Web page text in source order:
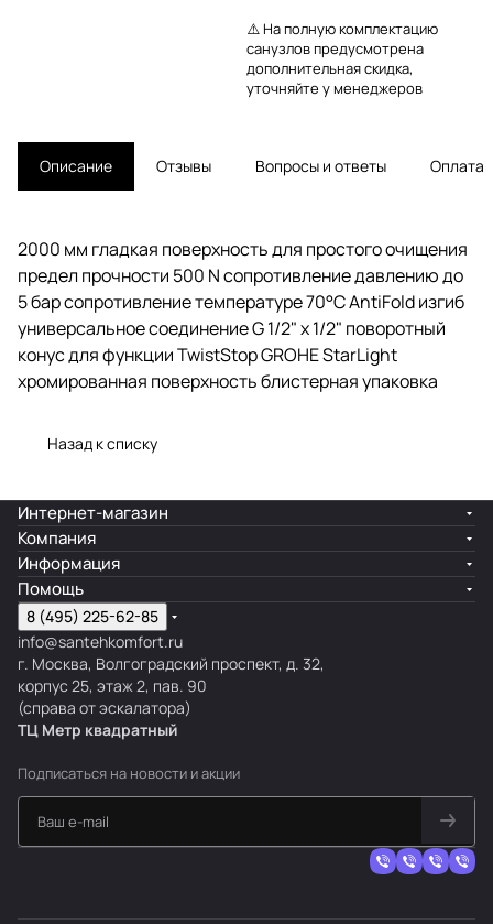
⚠️ На полную комплектацию
санузлов предусмотрена
дополнительная скидка,
уточняйте у менеджеров
Описание Отзывы Вопросы и ответы Оплата
2000 мм гладкая поверхность для простого очищения
предел прочности 500 N сопротивление давлению до
5 бар сопротивление температуре 70°C AntiFold изгиб
универсальное соединение G 1/2" x 1/2" поворотный
конус для функции TwistStop GROHE StarLight
хромированная поверхность блистерная упаковка
Назад к списку
Интернет-магазин
Компания
Информация
Помощь
8 (495) 225-62-85
info@santehkomfort.ru
г. Москва, Волгоградский проспект, д. 32,
корпус 25, этаж 2, пав. 90
(справа от эскалатора)
ТЦ Метр квадратный
Подписаться на новости и акции